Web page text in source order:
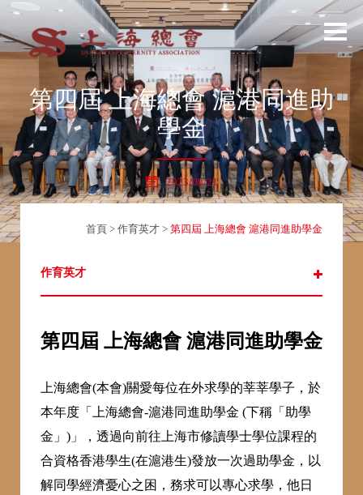
第四屆 上海總會 滬港同進助
學金
2023/08/21
首頁 > 作育英才 > 第四屆 上海總會 滬港同進助學金
作育英才
第四屆 上海總會 滬港同進助學金
上海總會(本會)關愛每位在外求學的莘莘學子，於
本年度「上海總會-滬港同進助學金 (下稱「助學
金」)」，透過向前往上海市修讀學士學位課程的
合資格香港學生(在滬港生)發放一次過助學金，以
解同學經濟憂心之困，務求可以專心求學，他日